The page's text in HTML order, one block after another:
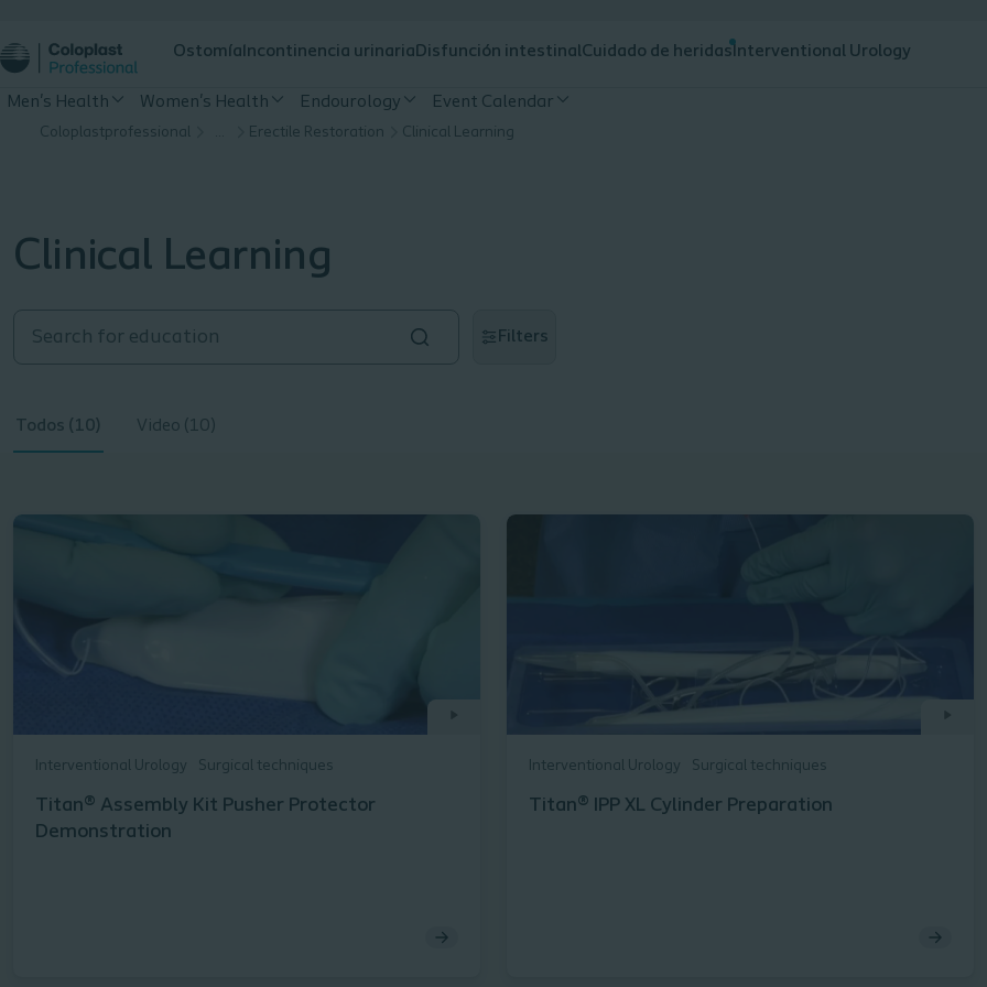
Ostomía Incontinencia urinaria Disfunción intestinalCuidado de heridas Interventional Urology
Men's Health Women's Health Endourology Event Calendar
Coloplastprofessional Erectile Restoration Clinical Learning
Clinical Learning
Filters
Todos (10) Video (10)
Interventional Urology Surgical techniques
Titan® Assembly Kit Pusher Protector
Demonstration
Interventional Urology Surgical techniques
Titan® IPP XL Cylinder Preparation